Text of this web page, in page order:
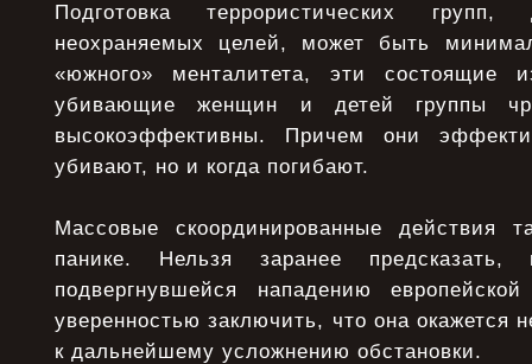
Подготовка террористических
неохраняемых целей, может быть
«южного» менталитета, эти
убивающие женщин и детей группы
высокоэффективны. Причем они
убивают, но и когда погибают.
Массовые скоординированные действия
панике. Нельзя заранее предсказать,
подвергнувшейся нападению
уверенностью заключить, что она окажется
к дальнейшему усложнению обстановки.